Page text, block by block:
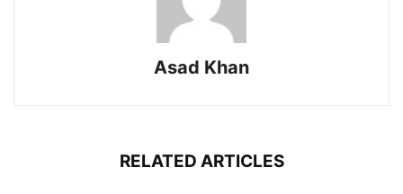
Asad Khan
RELATED ARTICLES